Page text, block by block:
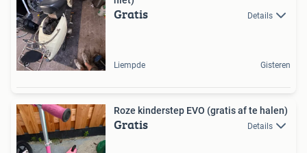
Gratis Details
Liempde Gisteren
Roze kinderstep EVO (gratis af te halen)
Gratis Details